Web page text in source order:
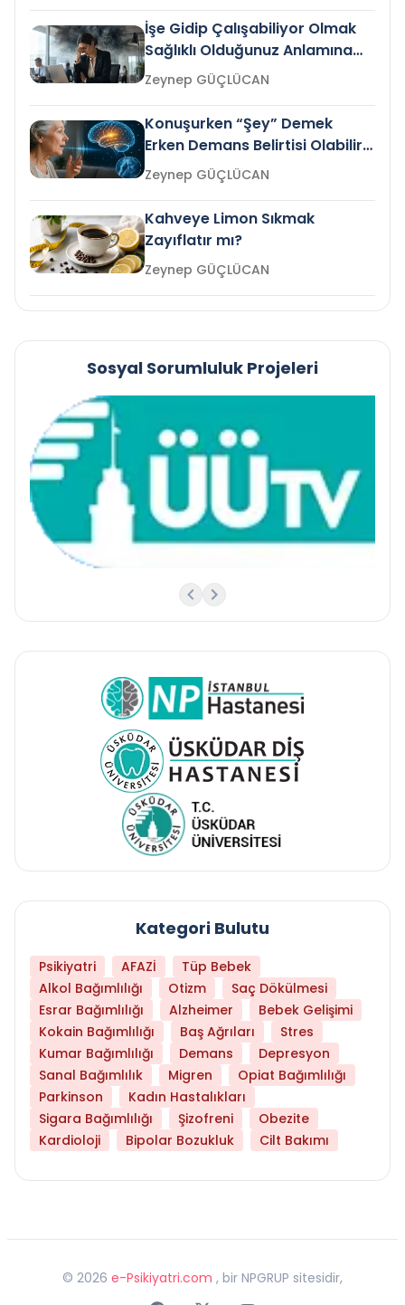
İşe Gidip Çalışabiliyor Olmak
Sağlıklı Olduğunuz Anlamına
Gelir mi?Zeynep GÜÇLÜCAN
Konuşurken “Şey” Demek
Erken Demans Belirtisi Olabilir
mi?
Zeynep GÜÇLÜCAN
Kahveye Limon Sıkmak
Zayıflatır mı?
Zeynep GÜÇLÜCAN
Sosyal Sorumluluk Projeleri
Kategori Bulutu
Psikiyatri AFAZİ
Tüp Bebek
Alkol Bağımlılığı
Otizm
Saç Dökülmesi
Esrar Bağımlılığı
Alzheimer
Bebek Gelişimi
Kokain Bağımlılığı
Baş Ağrıları
Stres
Kumar Bağımlılığı
Demans
Depresyon
Sanal Bağımlılık
Migren
Opiat Bağımlılığı
Parkinson
Kadın Hastalıkları
Sigara Bağımlılığı
Şizofreni
Obezite
Kardioloji
Bipolar Bozukluk Cilt Bakımı
© 2026 e-Psikiyatri.com , bir NPGRUP sitesidir,